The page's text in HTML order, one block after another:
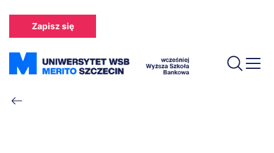
treści
Zapisz się
Ścieżka